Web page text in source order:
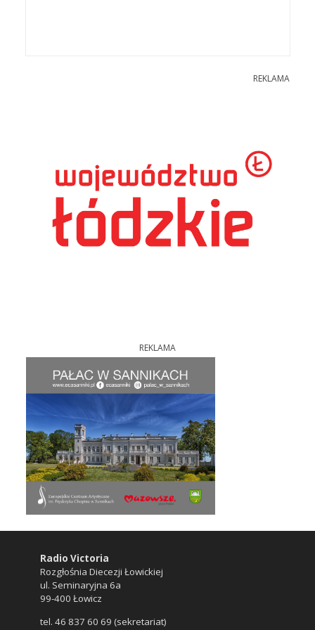
REKLAMA
REKLAMA
Radio Victoria
Rozgłośnia Diecezji Łowickiej
ul. Seminaryjna 6a
99-400 Łowicz
tel. 46 837 60 69 (sekretariat)